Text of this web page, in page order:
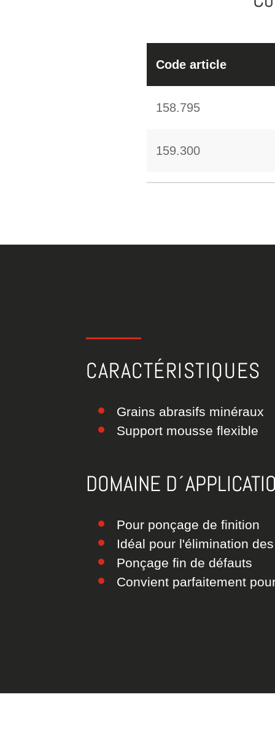
Code article
158.795
159.300
CARACTÉRISTIQUES
Grains abrasifs minéraux
Support mousse flexible
DOMAINE
Pour ponçage de finition
Idéal pour l'élimination
Ponçage fin de défauts
Convient parfaitement